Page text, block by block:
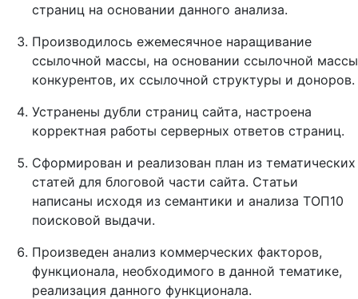
страниц на основании данного анализа.
Производилось ежемесячное наращивание
ссылочной массы, на основании ссылочной массы
конкурентов, их ссылочной структуры и доноров.
Устранены дубли страниц сайта, настроена
корректная работы серверных ответов страниц.
Сформирован и реализован план из тематических
статей для блоговой части сайта. Статьи
написаны исходя из семантики и анализа ТОП10
поисковой выдачи.
Произведен анализ коммерческих факторов,
функционала, необходимого в данной тематике,
реализация данного функционала.